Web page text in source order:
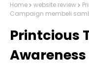
Home website review
Campaign membeli
Printcious